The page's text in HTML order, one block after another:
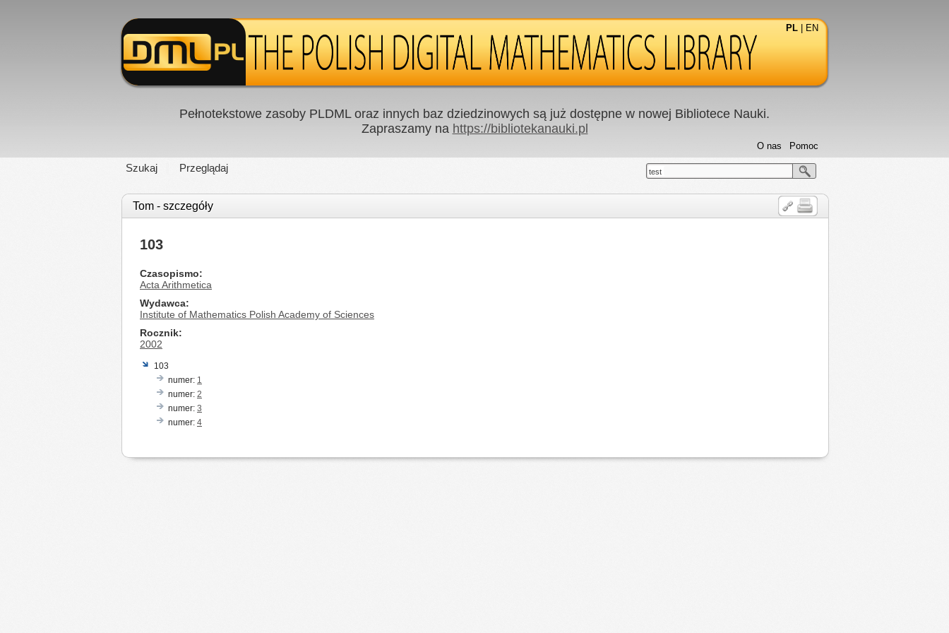
PL EN
Pełnotekstowe zasoby PLDML oraz innych baz dziedzinowych są już dostępne w nowej Bibliotece Nauki.
Zapraszamy na https://bibliotekanauki.pl
Szukaj Przeglądaj
Pomoc
O nas
test
Tom - szczegóły
103
Czasopismo
Acta Arithmetica
Wydawca
Institute of Mathematics Polish Academy of Sciences
Rocznik
2002
103
numer: 1
numer: 2
numer: 3
numer: 4